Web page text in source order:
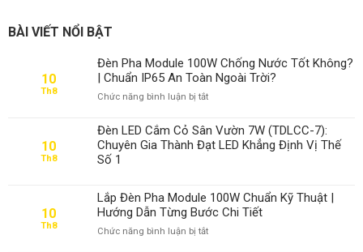
BÀI VIẾT NỔI BẬT
10
Th8
Đèn Pha Module 100W Chống Nước Tốt Không?
| Chuẩn IP65 An Toàn Ngoài Trời?
Chức năng bình luận bị tắtở
Pha
Module
100W
Tốt
Không?
|
Chuẩn
10
Th8
Đèn LED Cắm Cỏ Sân Vườn 7W (TDLCC-7):
Chuyên Gia Thành Đạt LED Khẳng Định Vị Thế
Số 1
10
Th8
Lắp Đèn Pha Module 100W Chuẩn Kỹ Thuật |
Hướng Dẫn Từng Bước Chi Tiết
Chức năng bình luận bị tắtở